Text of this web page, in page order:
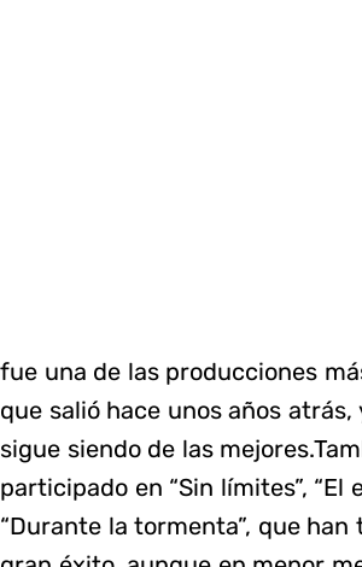
fue una de las producciones
que salió hace unos años atrás,
sigue siendo de las
participado en “Sin límites”, “El
“Durante la tormenta”, que han